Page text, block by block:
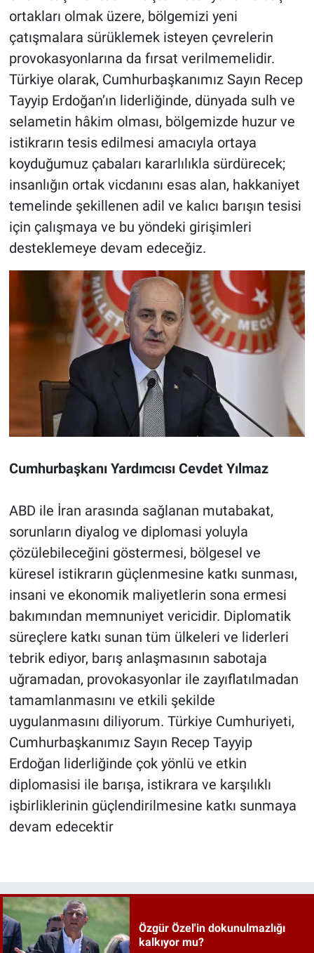
ortakları olmak üzere, bölgemizi yeni
çatışmalara sürüklemek isteyen çevrelerin
provokasyonlarına da fırsat verilmemelidir.
Türkiye olarak, Cumhurbaşkanımız Sayın Recep
Tayyip Erdoğan’ın liderliğinde, dünyada sulh ve
selametin hâkim olması, bölgemizde huzur ve
istikrarın tesis edilmesi amacıyla ortaya
koyduğumuz çabaları kararlılıkla sürdürecek;
insanlığın ortak vicdanını esas alan, hakkaniyet
temelinde şekillenen adil ve kalıcı barışın tesisi
için çalışmaya ve bu yöndeki girişimleri
desteklemeye devam edeceğiz.
Cumhurbaşkanı Yardımcısı Cevdet Yılmaz
ABD ile İran arasında sağlanan mutabakat,
sorunların diyalog ve diplomasi yoluyla
çözülebileceğini göstermesi, bölgesel ve
küresel istikrarın güçlenmesine katkı sunması,
insani ve ekonomik maliyetlerin sona ermesi
bakımından memnuniyet vericidir. Diplomatik
süreçlere katkı sunan tüm ülkeleri ve liderleri
tebrik ediyor, barış anlaşmasının sabotaja
uğramadan, provokasyonlar ile zayıflatılmadan
tamamlanmasını ve etkili şekilde
uygulanmasını diliyorum. Türkiye Cumhuriyeti,
Cumhurbaşkanımız Sayın Recep Tayyip
Erdoğan liderliğinde çok yönlü ve etkin
diplomasisi ile barışa, istikrara ve karşılıklı
işbirliklerinin güçlendirilmesine katkı sunmaya
devam edecektir
Özgür Özel'in dokunulmazlığı
kalkıyor mu?